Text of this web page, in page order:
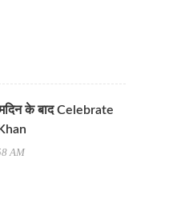
के बाद Celebrate
AM